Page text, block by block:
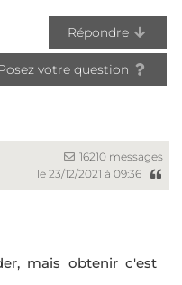
Répondre
votre question
16210 messages
le 23/12/2021 à 09:36
mais obtenir c'est